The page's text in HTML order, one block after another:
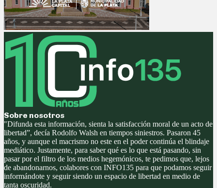
Sobre nosotros
"Difunda esta información, sienta la satisfacción moral de un acto de
libertad”, decía Rodolfo Walsh en tiempos siniestros. Pasaron 45
años, y aunque el macrismo no este en el poder continúa el blindaje
mediático. Justamente, para saber qué es lo que está pasando, sin
pasar por el filtro de los medios hegemónicos, te pedimos que, lejos
de abandonarnos, colabores con INFO135 para que podamos seguir
informándote y seguir siendo un espacio de libertad en medio de
tanta oscuridad.